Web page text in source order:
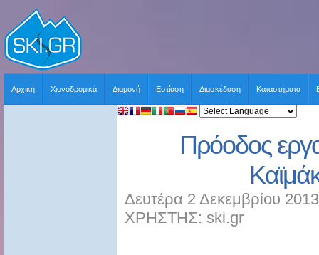
Αρχική Χιονοδρομικά Διαμονή Εστίαση Διασκέδαση Καταστήματα
Πρόοδος
Δευτέρα 2 Δεκεμβρίου
ΧΡΗΣΤΗΣ: ski.gr